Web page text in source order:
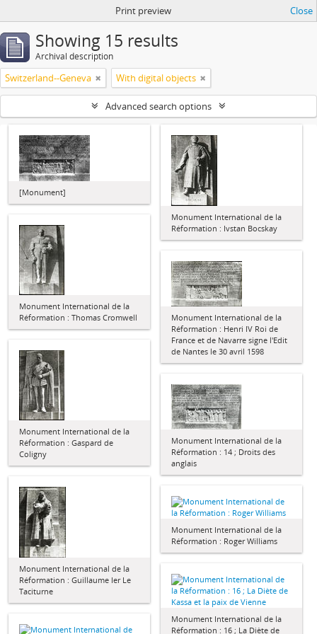
Print preview Close
Showing 15 results
Archival description
Switzerland--Geneva With digital objects
Advanced search options
[Monument]
Monument International de la
Réformation : Ivstan Bocskay
Monument International de la
Réformation : Thomas Cromwell
Monument International de la
Réformation : Henri IV Roi de
France et de Navarre signe l'Edit
de Nantes le 30 avril 1598
Monument International de la
Réformation : Gaspard de
Coligny
Monument International de la
Réformation : 14 ; Droits des
anglais
Monument International de la
Réformation : Guillaume Ier Le
Taciturne
Monument International de la
Réformation : Roger Williams
Monument International de la
Réformation : 16 ; La Diète de